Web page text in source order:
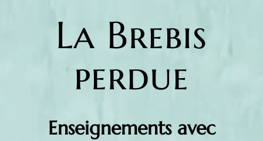
La Brebis
perdue
Enseignements avec